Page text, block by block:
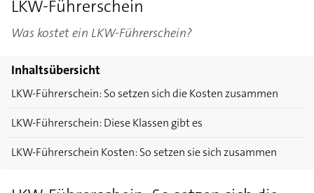
LKW-Führerschein
Was kostet ein LKW-Führerschein?
Inhaltsübersicht
LKW-Führerschein: So setzen sich die Kosten zusammen
LKW-Führerschein: Diese Klassen gibt es
LKW-Führerschein Kosten: So setzen sie sich zusammen